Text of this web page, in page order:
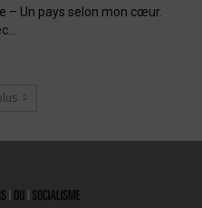
– Un pays selon mon cœur.